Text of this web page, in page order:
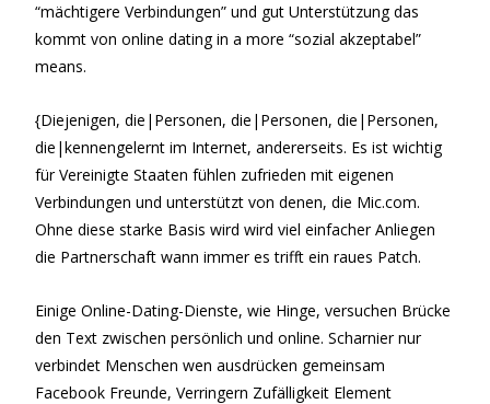
“mächtigere Verbindungen” und gut Unterstützung das
kommt von online dating in a more “sozial akzeptabel”
means.
{Diejenigen, die|Personen, die|Personen, die|Personen,
die|kennengelernt im Internet, andererseits. Es ist wichtig
für Vereinigte Staaten fühlen zufrieden mit eigenen
Verbindungen und unterstützt von denen, die Mic.com.
Ohne diese starke Basis wird wird viel einfacher Anliegen
die Partnerschaft wann immer es trifft ein raues Patch.
Einige Online-Dating-Dienste, wie Hinge, versuchen Brücke
den Text zwischen persönlich und online. Scharnier nur
verbindet Menschen wen ausdrücken gemeinsam
Facebook Freunde, Verringern Zufälligkeit Element